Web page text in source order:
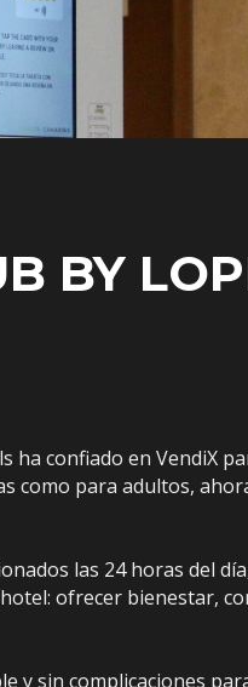
BY
confiado en VendiX
como para adultos,
las 24 horas del
ofrecer bienestar,
sin complicaciones